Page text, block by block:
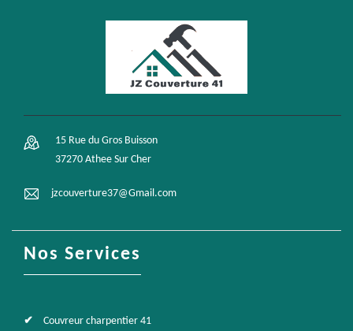
15 Rue du Gros Buisson
37270 Athee Sur Cher
jzcouverture37@Gmail.com
Nos Services
Couvreur charpentier 41